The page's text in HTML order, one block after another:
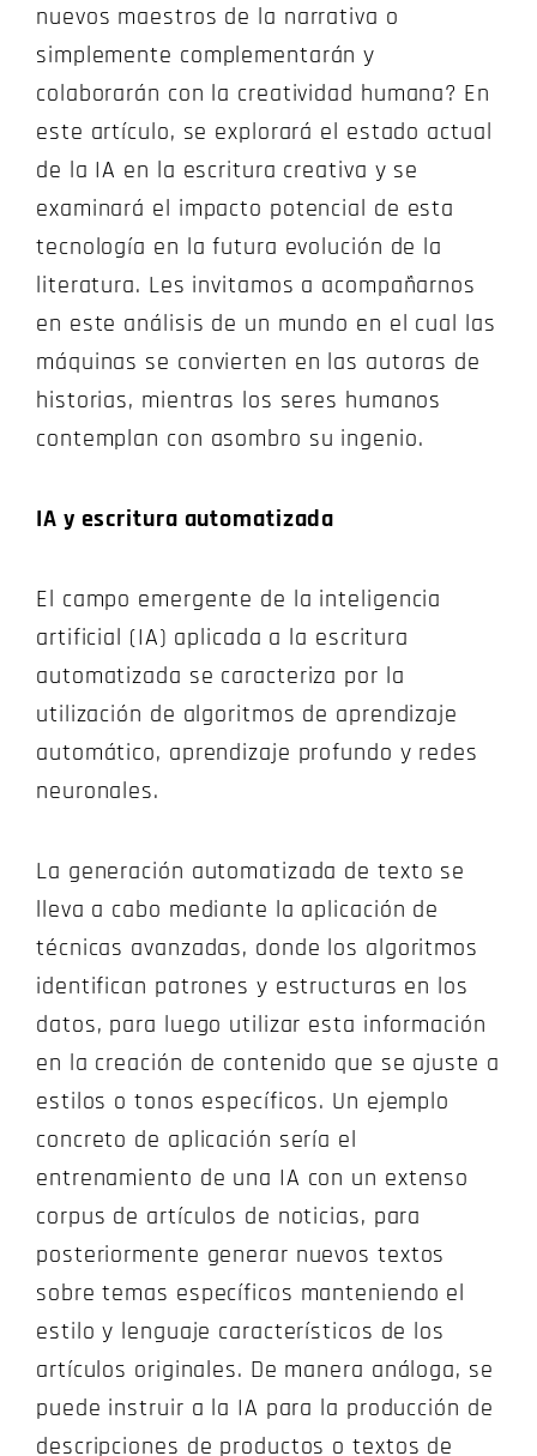
nuevos maestros de la narrativa o
simplemente complementarán y
colaborarán con la creatividad humana? En
este artículo, se explorará el estado actual
de la IA en la escritura creativa y se
examinará el impacto potencial de esta
tecnología en la futura evolución de la
literatura. Les invitamos a acompañarnos
en este análisis de un mundo en el cual las
máquinas se convierten en las autoras de
historias, mientras los seres humanos
contemplan con asombro su ingenio.
IA y escritura automatizada
El campo emergente de la inteligencia
artificial (IA) aplicada a la escritura
automatizada se caracteriza por la
utilización de algoritmos de aprendizaje
automático, aprendizaje profundo y redes
neuronales.
La generación automatizada de texto se
lleva a cabo mediante la aplicación de
técnicas avanzadas, donde los algoritmos
identifican patrones y estructuras en los
datos, para luego utilizar esta información
en la creación de contenido que se ajuste a
estilos o tonos específicos. Un ejemplo
concreto de aplicación sería el
entrenamiento de una IA con un extenso
corpus de artículos de noticias, para
posteriormente generar nuevos textos
sobre temas específicos manteniendo el
estilo y lenguaje característicos de los
artículos originales. De manera análoga, se
puede instruir a la IA para la producción de
descripciones de productos o textos de